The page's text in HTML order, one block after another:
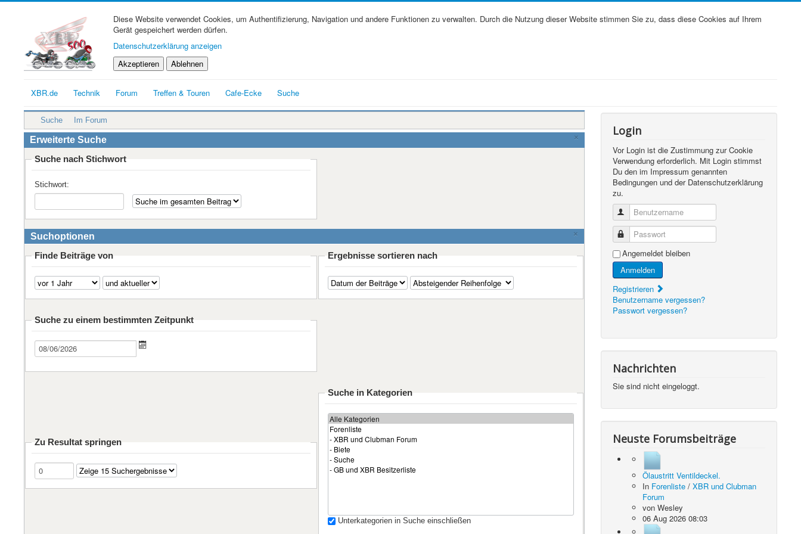
Diese Website verwendet Cookies, um Authentifizierung, Navigation und andere Funktionen zu verwalten. Durch die Nutzung dieser Website stimmen Sie zu, dass diese Cookies auf Ihrem
Gerät gespeichert werden dürfen.
Datenschutzerklärung anzeigen
Akzeptieren
Ablehnen
XBR.de Technik Forum Treffen & Touren Cafe-Ecke Suche
Suche
Im Forum
×
Erweiterte Suche
Suche nach Stichwort
Stichwort:
×
Suchoptionen
Finde Beiträge von
Ergebnisse sortieren nach
Suche zu einem bestimmten Zeitpunkt
Zu Resultat springen
Suche in Kategorien
Unterkategorien in Suche einschließen
Login
Vor Login ist die Zustimmung zur Cookie
Verwendung erforderlich. Mit Login stimmst
Du den im Impressum genannten
Bedingungen und der Datenschutzerklärung
zu.
Benutzername
Passwort
Angemeldet bleiben
Anmelden
Registrieren
Benutzername vergessen?
Passwort vergessen?
Nachrichten
Sie sind nicht eingeloggt.
Neuste Forumsbeiträge
Ölaustritt Ventildeckel.
In Forenliste /XBR und Clubman
Forum
vonWesley
06 Aug 2026 08:03